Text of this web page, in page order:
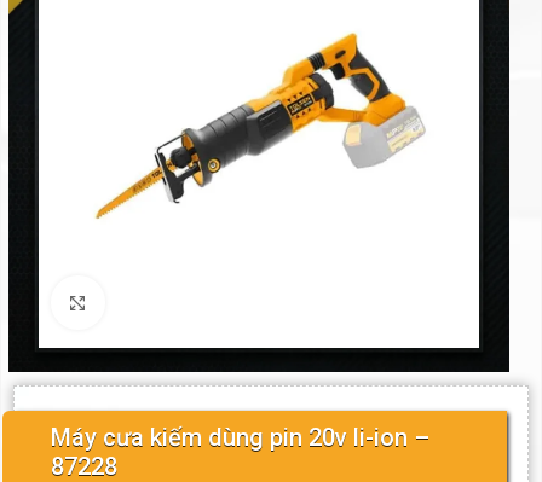
Máy cưa kiếm dùng pin 20v li-ion –
87228